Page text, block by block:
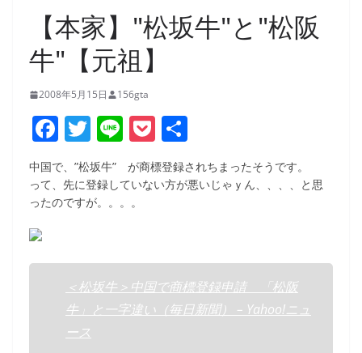
【本家】"松坂牛"と"松阪
牛"【元祖】
2008年5月15日 156gta
F
a
c
e
o
o
k
T
w
itt
er
Li
n
e
P
o
ck
有
中国で、”松坂牛” が商標登録されちまったそうです。
って、先に登録していない方が悪いじゃｙん、、、、と思
ったのですが。。。。
＜松坂牛＞中国で商標登録申請 「松阪
牛」と一字違い（毎日新聞） – Yahoo!ニュ
ース